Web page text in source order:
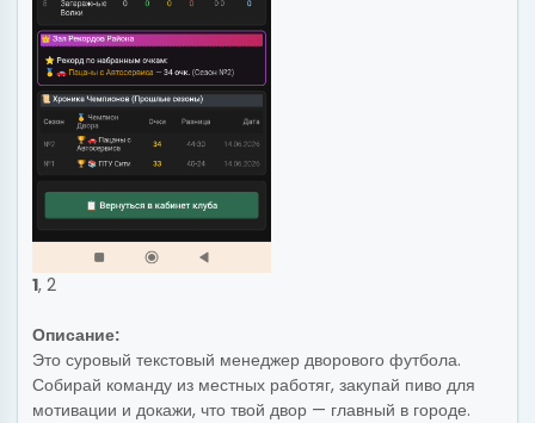
1, 2
Описание:
Это суровый текстовый менеджер дворового футбола.
Собирай команду из местных работяг, закупай пиво для
мотивации и докажи, что твой двор — главный в городе.